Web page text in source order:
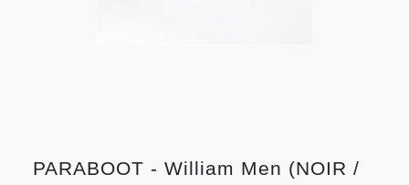
PARABOOT - William Men (NOIR /